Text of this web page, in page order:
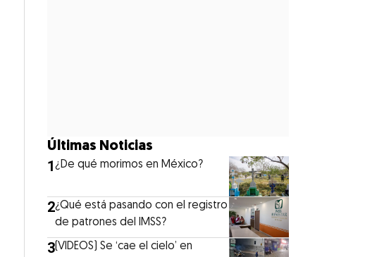
Últimas Noticias
1¿De qué morimos en México?
2¿Qué está pasando con el registro
de patrones del IMSS?
3 (VIDEOS) Se ‘cae el cielo’ en